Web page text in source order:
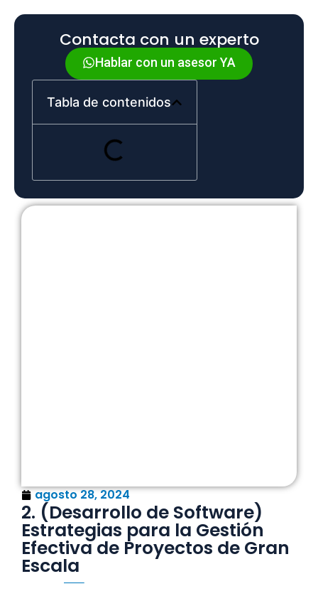
Contacta con un experto
Hablar con un asesor YA
Tabla de contenidos
agosto 28, 2024
2. (Desarrollo de Software)
Estrategias para la Gestión
Efectiva de Proyectos de Gran
Escala